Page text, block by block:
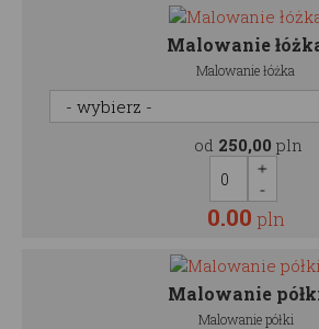
Malowanie
Malowanie łóżka
od 250,00 pln
0.00 pln
Malowanie
Malowanie półki